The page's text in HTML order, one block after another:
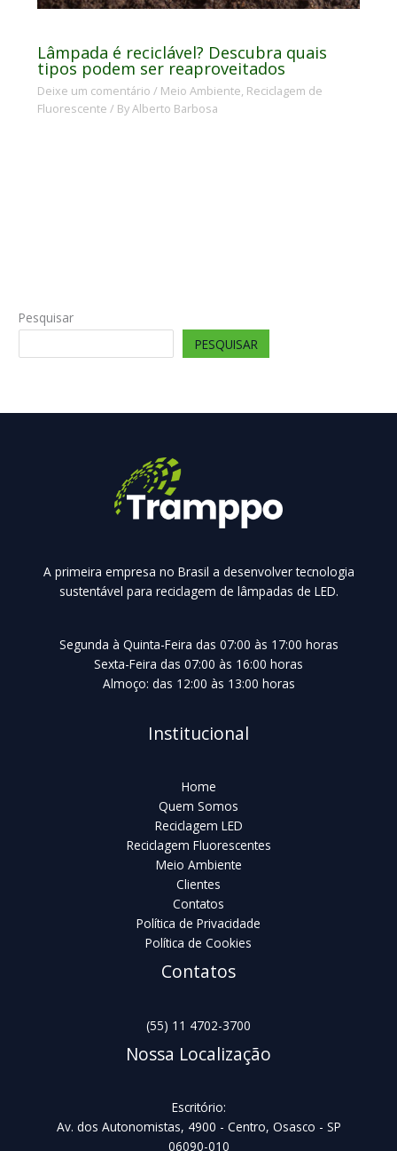
Lâmpada é reciclável? Descubra quais
tipos podem ser reaproveitados
Deixe um comentário / Meio Ambiente, Reciclagem de
Fluorescente / ByAlberto Barbosa
Pesquisar
PESQUISAR
A primeira empresa no Brasil a desenvolver tecnologia
sustentável para reciclagem de lâmpadas de LED.
Segunda à Quinta-Feira das 07:00 às 17:00 horas
Sexta-Feira das 07:00 às 16:00 horas
Almoço: das 12:00 às 13:00 horas
Institucional
Home
Quem Somos
Reciclagem LED
Reciclagem Fluorescentes
Meio Ambiente
Clientes
Contatos
Política de Privacidade
Política de Cookies
Contatos
(55) 11 4702-3700
Nossa Localização
Escritório:
Av. dos Autonomistas, 4900 - Centro, Osasco - SP
06090-010